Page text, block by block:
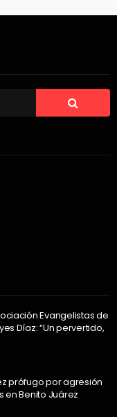
Evangelistas de
Díaz: “Un pervertido,
prófugo por agresión
en Benito Juárez